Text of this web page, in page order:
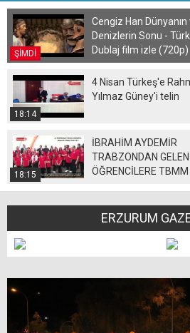
ŞİMDİ
Cengiz Han Dünyanın
Denizlerin Sonu -
Dublaj film izle (720p)
18:14
4 Nisan Türkeş'e
Yılmaz Güney'i telin
18:15
İBRAHİM AYDEMİR
TRABZONDAN GELEN
ÖĞRENCİLERE TBMM
ERZURUM